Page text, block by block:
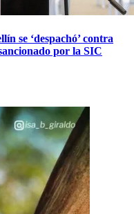
se ‘despachó’ contra
por la SIC